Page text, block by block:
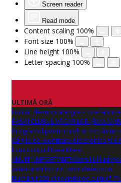
Screen reader
Read mode
Content scaling 100%
Font size 100%
Line height 100%
Letter spacing 100%
ULTIMĂ ORĂ
Lucrări de montare grinzi
PASAJ CLUBUL VĂCARILOR (BAIA
Programul pentru școli al României
Cărțile de identitate electronice și
în municipiul Baia Mare
ANUNŢ IMPORTANT! Consiliul
activitatea într-un sediu temporar.
Numărul 262 al revistei de cultură